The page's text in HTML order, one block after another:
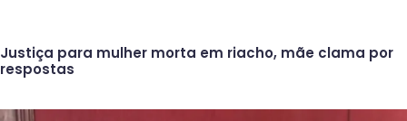
Justiça para mulher morta em riacho, mãe clama por
respostas